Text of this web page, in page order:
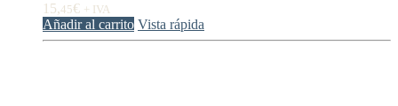
15,45€ + IVA
Añadir al carrito Vista rápida